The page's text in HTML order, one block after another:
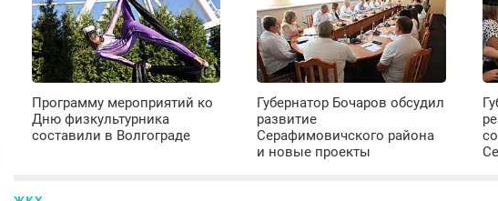
Программу мероприятий ко
Дню физкультурника
составили в Волгограде
Губернатор Бочаров обсудил
развитие
Серафимовичского района
и новые проекты